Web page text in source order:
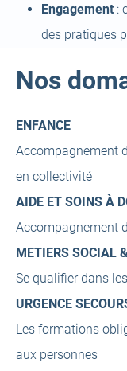
Engagement :
des pratiques
Nos
ENFANCE
Accompagnement
en collectivité
AIDE ET SOINS À
Accompagnement
METIERS SOCIAL
Se qualifier dans
URGENCE
Les formations
aux personnes